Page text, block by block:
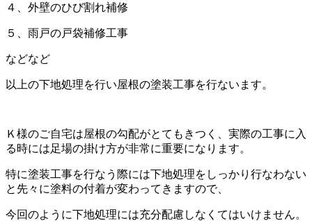
４、外壁のひび割れ補修
５、雨戸の戸袋補修工事
などなど
以上の下地処理を行い屋根の塗装工事を行ないます。
Ｋ様のご自宅は屋根の勾配がとてもきつく、実際の工事に入
る時には足場の掛け方が非常に重要になります。
特に塗装工事を行なう際には下地処理をしっかり行なわない
と先々に塗料の付着が変わってきますので、
今回のように下地処理には充分配慮しなくてはいけません。